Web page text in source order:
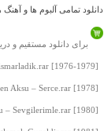
دانلود تمامی آلبوم ها و
برای دانلود مستقیم و
[1976-1979] Sezen Aksu – Allahaismarladik.rar
[1978] Sezen Aksu – Serce.rar
[1980] Sezen Aksu – Sevgilerimle.rar